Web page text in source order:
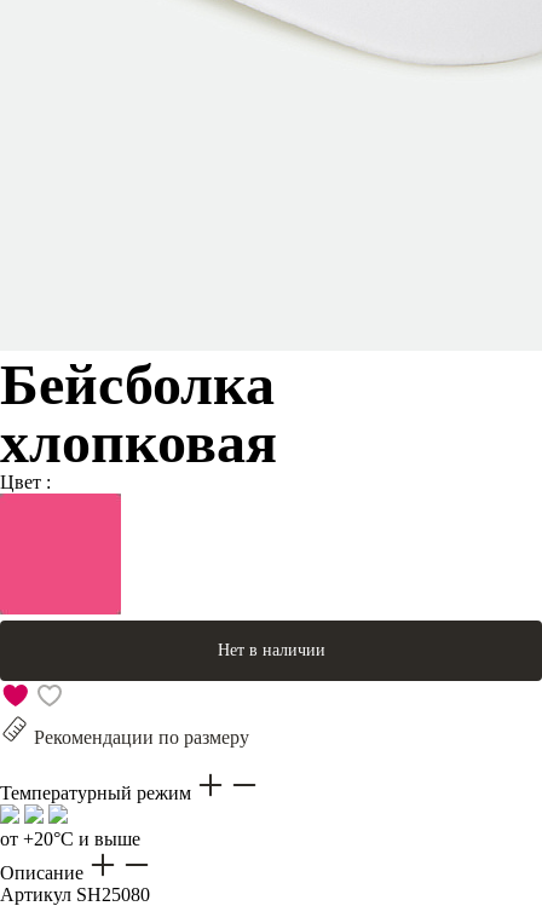
Бейсболка
хлопковая
Цвет :
Нет в наличии
Рекомендации по размеру
Температурный режим
от +20°C и выше
Описание
Артикул SH25080